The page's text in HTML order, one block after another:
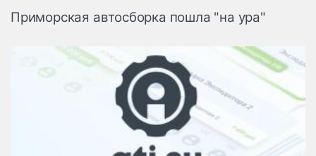
Приморская автосборка пошла "на ура"